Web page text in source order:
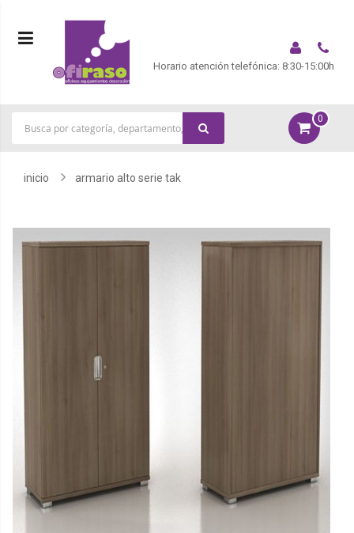
Horario atención telefónica: 8:30-15:00h
0
inicio armario alto serie tak